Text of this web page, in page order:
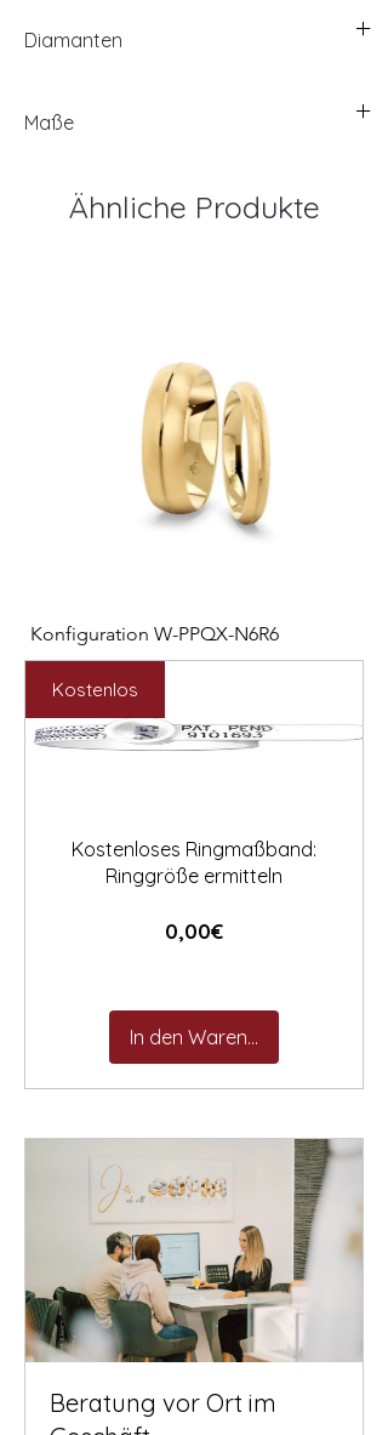
Diamanten
Maße
Ähnliche Produkte
Konfiguration W-PPQX-N6R6
Preis
2.127,00 €
Preis
Kostenlos
Kostenloses Ringmaßband:
Ringgröße ermitteln
0,00€Preis
In den Warenkorb
Beratung vor Ort im